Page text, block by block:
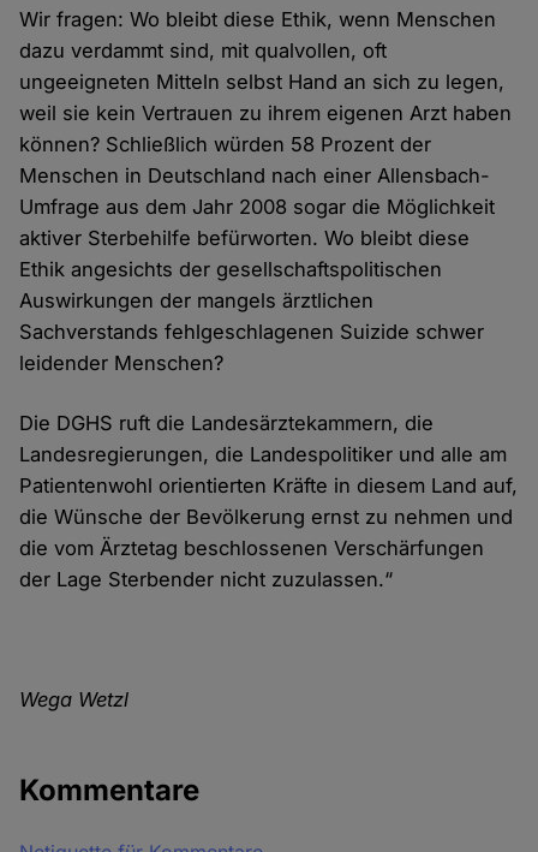
Wir fragen: Wo bleibt diese Ethik, wenn Menschen
dazu verdammt sind, mit qualvollen, oft
ungeeigneten Mitteln selbst Hand an sich zu legen,
weil sie kein Vertrauen zu ihrem eigenen Arzt haben
können? Schließlich würden 58 Prozent der
Menschen in Deutschland nach einer Allensbach-
Umfrage aus dem Jahr 2008 sogar die Möglichkeit
aktiver Sterbehilfe befürworten. Wo bleibt diese
Ethik angesichts der gesellschaftspolitischen
Auswirkungen der mangels ärztlichen
Sachverstands fehlgeschlagenen Suizide schwer
leidender Menschen?
Die DGHS ruft die Landesärztekammern, die
Landesregierungen, die Landespolitiker und alle am
Patientenwohl orientierten Kräfte in diesem Land auf,
die Wünsche der Bevölkerung ernst zu nehmen und
die vom Ärztetag beschlossenen Verschärfungen
der Lage Sterbender nicht zuzulassen.“
Wega Wetzl
Kommentare